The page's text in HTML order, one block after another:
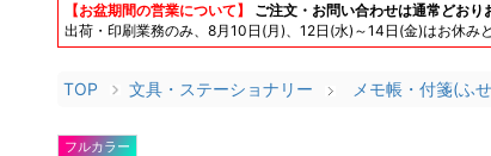
【お盆期間の営業について】
ご注文・お問い合わせは通常どおり
出荷・印刷業務のみ、8月10日(月)、12日(水)～14日(金)はお休
TOP 文具・ステーショナリー メモ帳・付箋(ふ
フルカラー